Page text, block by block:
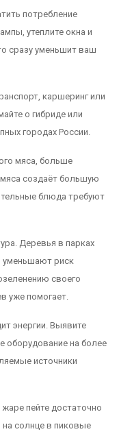
потребление
утеплите окна и
сразу уменьшит ваш
каршеринг или
о гибриде или
городах России.
мяса, больше
создаёт большую
блюда требуют
Деревья в парках
уменьшают риск
своего
уже помогает.
энергии. Выявите
оборудование на более
источники
пейте достаточно
на солнце в пиковые